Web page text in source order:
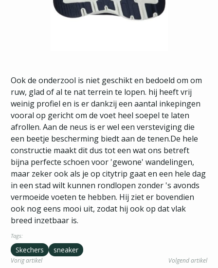
Ook de onderzool is niet geschikt en bedoeld om om
ruw, glad of al te nat terrein te lopen. hij heeft vrij
weinig profiel en is er dankzij een aantal inkepingen
vooral op gericht om de voet heel soepel te laten
afrollen. Aan de neus is er wel een versteviging die
een beetje bescherming biedt aan de tenen.De hele
constructie maakt dit dus tot een wat ons betreft
bijna perfecte schoen voor 'gewone' wandelingen,
maar zeker ook als je op citytrip gaat en een hele dag
in een stad wilt kunnen rondlopen zonder 's avonds
vermoeide voeten te hebben. Hij ziet er bovendien
ook nog eens mooi uit, zodat hij ook op dat vlak
breed inzetbaar is.
Tags:
Skechers sneaker
Vorig artikel Volgend artikel